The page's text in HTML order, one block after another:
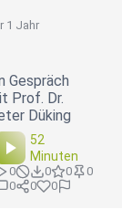
1 Jahr
Gespräch
Prof. Dr.
Düking
52
Minuten
0 0 0
0
0
0 0